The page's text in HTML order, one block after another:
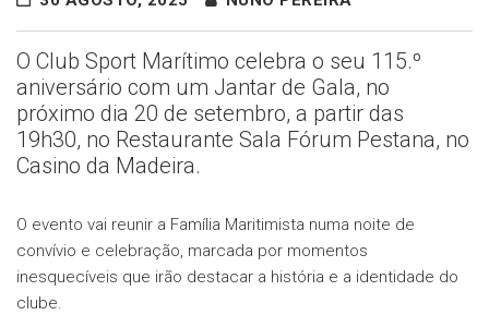
O Club Sport Marítimo celebra o seu 115.º
aniversário com um Jantar de Gala, no
próximo dia 20 de setembro, a partir das
19h30, no Restaurante Sala Fórum Pestana, no
Casino da Madeira.
O evento vai reunir a Família Maritimista numa noite de
convívio e celebração, marcada por momentos
inesquecíveis que irão destacar a história e a identidade do
clube.